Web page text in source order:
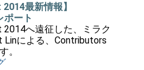
最新情報】
ート
2014へ遠征した、ミラク
Linによる、Contributors
。